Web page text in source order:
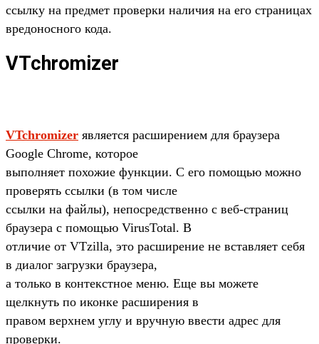
ссылку на предмет проверки наличия на его страницах
вредоносного кода.
VTchromizer
VTchromizer является расширением для браузера
Google Chrome, которое
выполняет похожие функции. С его помощью можно
проверять ссылки (в том числе
ссылки на файлы), непосредственно с веб-страниц
браузера с помощью VirusTotal. В
отличие от VTzilla, это расширение не вставляет себя
в диалог загрузки браузера,
а только в контекстное меню. Еще вы можете
щелкнуть по иконке расширения в
правом верхнем углу и вручную ввести адрес для
проверки.